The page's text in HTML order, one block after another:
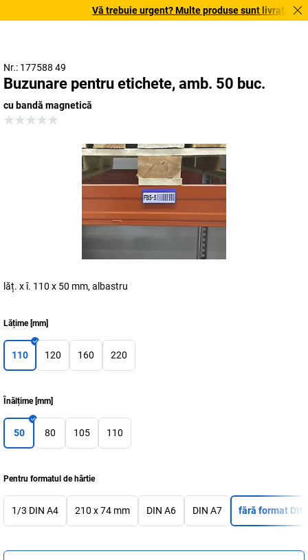
Vă trebuie urgent? Multe produse sunt livrate în
Nr.: 177588 49
Buzunare pentru etichete, amb. 50 buc.
cu bandă magnetică
lăț. x î. 110 x 50 mm, albastru
Lățime[mm]
110 120 160 220
Înălțime[mm]
50 80 105 110
Pentru formatul de hârtie
1/3 DIN A4 210 x 74 mm DIN A6 DIN A7 fără format DIN